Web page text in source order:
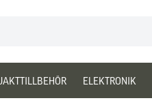
JAKTTILLBEHÖR ELEKTRONIK